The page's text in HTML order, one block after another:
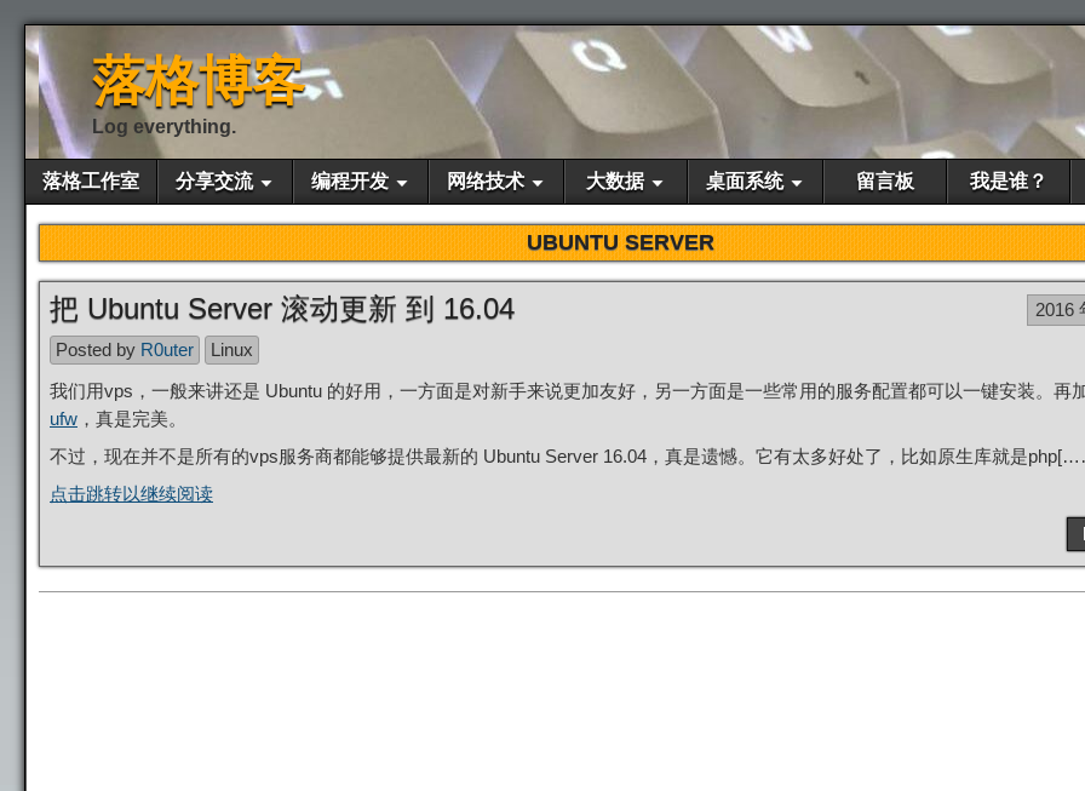
落格博客
Log everything.
落格工作室 分享交流 编程开发 网络技术 大数据 桌面系统 留言板 我是谁？
UBUNTU SERVER
把 Ubuntu Server 滚动更新 到 16.04
2016
Posted by R0uter
Linux
我们用vps，一般来讲还是 Ubuntu 的好用，一方面是对新手来说更加友好，另一方面是一些常用的服务配置都可以一键安装。再
ufw ，真是完美。
不过，现在并不是所有的vps服务商都能够提供最新的 Ubuntu Server 16.04，真是遗憾。它有太多好处了，比如原生库就是
点击跳转以继续阅读